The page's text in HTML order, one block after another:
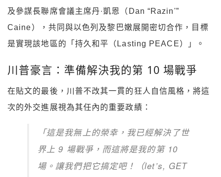
及參謀長聯席會議主席丹·凱恩（Dan “Razin'”
Caine），共同與以色列及黎巴嫩展開密切合作，目標
是實現該地區的「持久和平（Lasting PEACE）」。
川普豪言：準備解決我的第 10 場戰爭
在貼文的最後，川普不改其一貫的狂人自信風格，將這
次的外交進展視為其任內的重要政績：
「這是我無上的榮幸，我已經解決了世
界上 9 場戰爭，而這將是我的第 10
場。讓我們把它搞定吧！（let’s, GET